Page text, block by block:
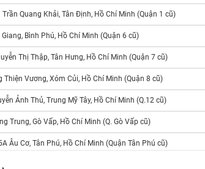
Trần Quang Khải, Tân Định, Hồ Chí Minh (Quận 1 cũ)
Bình Phú, Hồ Chí Minh (Quận 6 cũ)
Thị Thập, Tân Hưng, Hồ Chí Minh (Quận 7 cũ)
Thiện Vương, Xóm Củi, Hồ Chí Minh (Quận 8 cũ)
Ảnh Thủ, Trung Mỹ Tây, Hồ Chí Minh (Q.12 cũ)
Trung, Gò Vấp, Hồ Chí Minh (Q. Gò Vấp cũ)
Âu Cơ, Tân Phú, Hồ Chí Minh (Quận Tân Phú cũ)